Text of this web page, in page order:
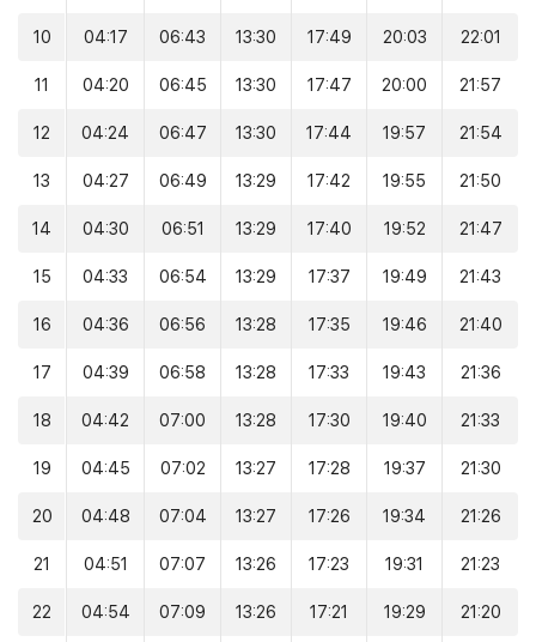
10 04:17 06:43 13:30 17:49 20:03 22:01
11 04:20 06:45 13:30 17:47 20:00 21:57
12 04:24 06:47 13:30 17:44 19:57 21:54
13 04:27 06:49 13:29 17:42 19:55 21:50
14 04:30 06:51 13:29 17:40 19:52 21:47
15 04:33 06:54 13:29 17:37 19:49 21:43
16 04:36 06:56 13:28 17:35 19:46 21:40
17 04:39 06:58 13:28 17:33 19:43 21:36
18 04:42 07:00 13:28 17:30 19:40 21:33
19 04:45 07:02 13:27 17:28 19:37 21:30
20 04:48 07:04 13:27 17:26 19:34 21:26
21 04:51 07:07 13:26 17:23 19:31 21:23
22 04:54 07:09 13:26 17:21 19:29 21:20